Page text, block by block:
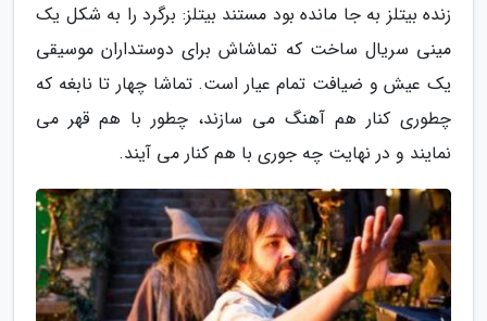
زنده بیتلز به جا مانده بود مستند بیتلز: برگرد را به شکل یک
مینی سریال ساخت که تماشاش برای دوستداران موسیقی
یک عیش و ضیافت تمام عیار است. تماشا چهار تا نابغه که
چطوری کنار هم آهنگ می سازند، چطور با هم قهر می
نمایند و در نهایت چه جوری با هم کنار می آیند.